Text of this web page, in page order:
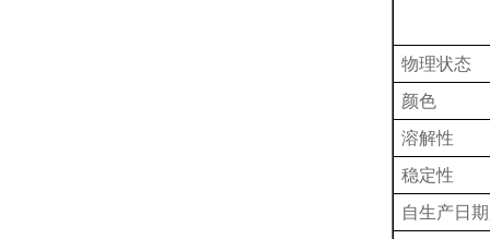
物理状态
颜色
溶解性
稳定性
自生产日